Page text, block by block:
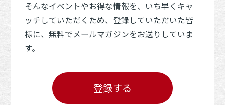
そんなイベントやお得な情報を、いち早くキャ
ッチしていただくため、登録していただいた皆
様に、無料でメールマガジンをお送りしていま
す。
登録する